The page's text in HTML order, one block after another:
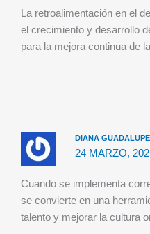
La retroalimentación en el
el crecimiento y desarrollo
para la mejora continua de
DIANA
24 MARZO,
Cuando se implementa
se convierte en una
talento y mejorar la cultura